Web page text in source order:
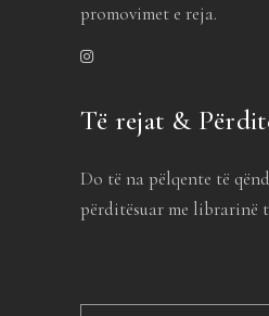
promovimet e reja.
Të rejat &
Do të na pëlqente të
përditësuar me librarinë